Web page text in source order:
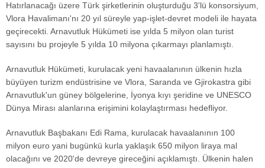
Hatırlanacağı üzere Türk şirketlerinin oluşturduğu 3'lü konsorsiyum,
Vlora Havalimanı'nı 20 yıl süreyle yap-işlet-devret modeli ile hayata
geçirecekti. Arnavutluk Hükümeti ise yılda 5 milyon olan turist
sayısını bu projeyle 5 yılda 10 milyona çıkarmayı planlamıştı.
Arnavutluk Hükümeti, kurulacak yeni havaalanının ülkenin hızla
büyüyen turizm endüstrisine ve Vlora, Saranda ve Gjirokastra gibi
Arnavutluk'un güney bölgelerine, İyonya kıyı şeridine ve UNESCO
Dünya Mirası alanlarına erişimini kolaylaştırması hedefliyor.
Arnavutluk Başbakanı Edi Rama, kurulacak havaalanının 100
milyon euro yani bugünkü kurla yaklaşık 650 milyon liraya mal
olacağını ve 2020'de devreye gireceğini açıklamıştı. Ülkenin halen